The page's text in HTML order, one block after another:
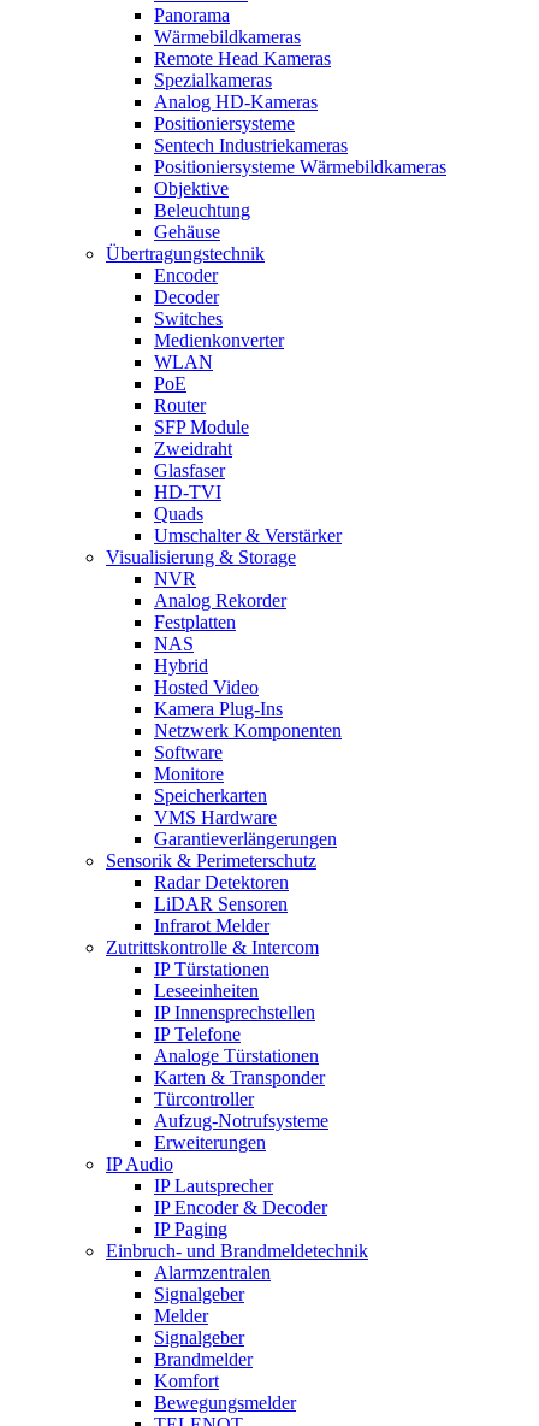
Panorama
Wärmebildkameras
Remote Head Kameras
Spezialkameras
Analog HD-Kameras
Positioniersysteme
Sentech Industriekameras
Positioniersysteme Wärmebildkameras
Objektive
Beleuchtung
Gehäuse
Übertragungstechnik
Encoder
Decoder
Switches
Medienkonverter
WLAN
PoE
Router
SFP Module
Zweidraht
Glasfaser
HD-TVI
Quads
Umschalter & Verstärker
Visualisierung & Storage
NVR
Analog Rekorder
Festplatten
NAS
Hybrid
Hosted Video
Kamera Plug-Ins
Netzwerk Komponenten
Software
Monitore
Speicherkarten
VMS Hardware
Garantieverlängerungen
Sensorik & Perimeterschutz
Radar Detektoren
LiDAR Sensoren
Infrarot Melder
Zutrittskontrolle & Intercom
IP Türstationen
Leseeinheiten
IP Innensprechstellen
IP Telefone
Analoge Türstationen
Karten & Transponder
Türcontroller
Aufzug-Notrufsysteme
Erweiterungen
IP Audio
IP Lautsprecher
IP Encoder & Decoder
IP Paging
Einbruch- und Brandmeldetechnik
Alarmzentralen
Signalgeber
Melder
Signalgeber
Brandmelder
Komfort
Bewegungsmelder